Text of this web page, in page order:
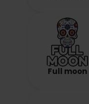
Full moon